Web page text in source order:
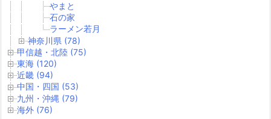
やまと
石の家
ラーメン若月
神奈川県 (78)
甲信越・北陸 (75)
東海 (120)
近畿 (94)
中国・四国 (53)
九州・沖縄 (79)
海外 (76)